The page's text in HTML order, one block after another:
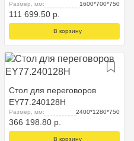
Размер, мм: 1600*700*750
111 699.50 р.
В корзину
Стол для переговоров
EY77.240128H
Размер, мм: 2400*1280*750
366 198.80 р.
В корзину